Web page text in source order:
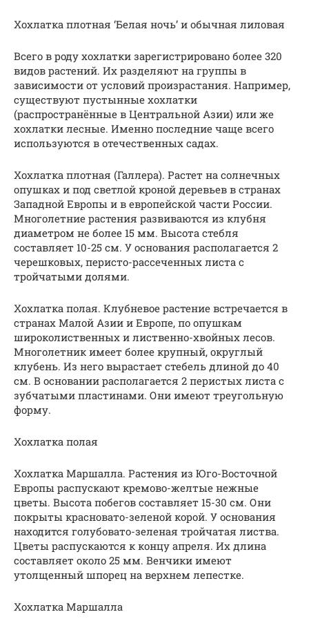
Хохлатка плотная ‘Белая ночь’ и обычная лиловая
Всего в роду хохлатки зарегистрировано более 320
видов растений. Их разделяют на группы в
зависимости от условий произрастания. Например,
существуют пустынные хохлатки
(распространённые в Центральной Азии) или же
хохлатки лесные. Именно последние чаще всего
используются в отечественных садах.
Хохлатка плотная (Галлера). Растет на солнечных
опушках и под светлой кроной деревьев в странах
Западной Европы и в европейской части России.
Многолетние растения развиваются из клубня
диаметром не более 15 мм. Высота стебля
составляет 10-25 см. У основания располагается 2
черешковых, перисто-рассеченных листа с
тройчатыми долями.
Хохлатка полая. Клубневое растение встречается в
странах Малой Азии и Европе, по опушкам
широколиственных и лиственно-хвойных лесов.
Многолетник имеет более крупный, округлый
клубень. Из него вырастает стебель длиной до 40
см. В основании располагается 2 перистых листа с
зубчатыми пластинами. Они имеют треугольную
форму.
Хохлатка полая
Хохлатка Маршалла. Растения из Юго-Восточной
Европы распускают кремово-желтые нежные
цветы. Высота побегов составляет 15-30 см. Они
покрыты красновато-зеленой корой. У основания
находится голубовато-зеленая тройчатая листва.
Цветы распускаются к концу апреля. Их длина
составляет около 25 мм. Венчики имеют
утолщенный шпорец на верхнем лепестке.
Хохлатка Маршалла